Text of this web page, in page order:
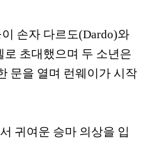
손자 다르도(Dardo)와
초대했으며 두 소년은
문을 열며 런웨이가 시작
귀여운 승마 의상을 입